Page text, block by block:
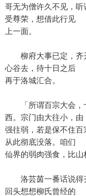
哥无为僧许久不见，
受尊荣，想借此行见
上一面。
柳府大事已定，齐
心谷去，待十日之后
再于洛城汇合。
「所谓百宗大会，
西。宗门由大往小，由
强往弱，若是保不住百
从此彻底没落。咱们
仙界的弱肉强食，比山
洛芸茵一番话说得
回头想想柳氏曾经的